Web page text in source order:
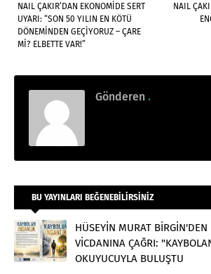
NAIL
NAIL ÇAKIR’DAN EKONOMİDE SERT
UYARI: “SON 50 YILIN EN KÖTÜ
DÖNEMİNDEN GEÇİYORUZ – ÇARE
Mİ? ELBETTE VAR!”
Gönderen .
BU YAYINLARI BEĞENEBILIRSINIZ
HÜSEYİN MURAT BİRGİN'DEN
VİCDANINA ÇAĞRI:
OKUYUCUYLA BULUŞTU